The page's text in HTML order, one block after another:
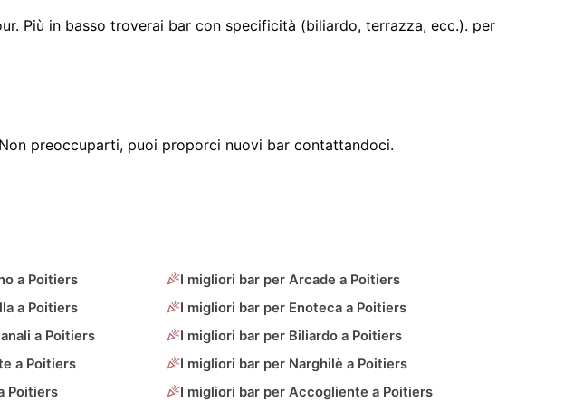
Più in basso troverai bar con specificità (biliardo, terrazza, ecc.). per
preoccuparti, puoi proporci nuovi bar contattandoci.
a Poitiers
I migliori bar per Arcade a Poitiers
a Poitiers
I migliori bar per Enoteca a Poitiers
a Poitiers
I migliori bar per Biliardo a Poitiers
a Poitiers
I migliori bar per Narghilè a Poitiers
Poitiers
I migliori bar per Accogliente a Poitiers